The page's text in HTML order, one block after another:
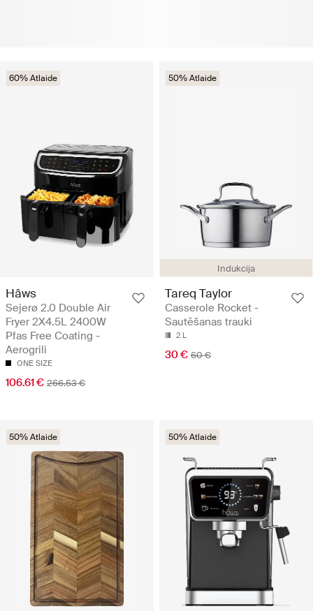
60% Atlaide
Hâws
Sejerø 2.0 Double Air
Fryer 2X4.5L 2400W
Pfas Free Coating -
Aerogrili
ONE SIZE
106.61 € 266.53 €
Indukcija
50% Atlaide
Tareq Taylor
Casserole Rocket -
Sautēšanas trauki
2 L
30 € 60 €
50% Atlaide 50% Atlaide